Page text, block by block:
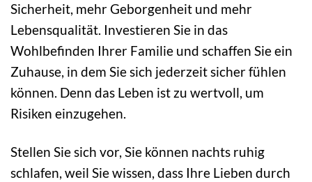
Sicherheit, mehr Geborgenheit und mehr
Lebensqualität. Investieren Sie in das
Wohlbefinden Ihrer Familie und schaffen Sie ein
Zuhause, in dem Sie sich jederzeit sicher fühlen
können. Denn das Leben ist zu wertvoll, um
Risiken einzugehen.
Stellen Sie sich vor, Sie können nachts ruhig
schlafen, weil Sie wissen, dass Ihre Lieben durch